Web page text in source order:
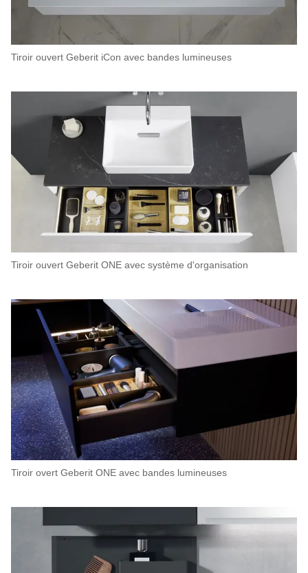
Tiroir ouvert Geberit iCon avec bandes lumineuses
Tiroir ouvert Geberit ONE avec système d'organisation
Tiroir overt Geberit ONE avec bandes lumineuses